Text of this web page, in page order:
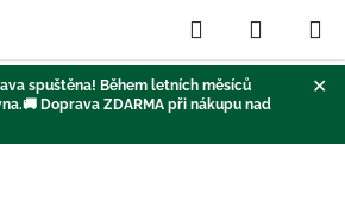
spuštěna! Během letních měsíců
.🚚 Doprava ZDARMA při nákupu nad
✕
Hledat
KOŠÍK